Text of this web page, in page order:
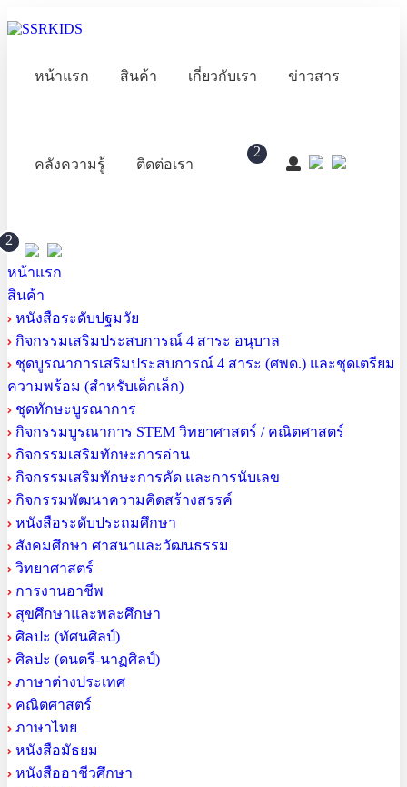
หน้าแรก สินค้า เกี่ยวกับเรา ข่าวสาร
คลังความรู้ ติดต่อเรา
2
2
หน้าแรก
สินค้า
หนังสือระดับปฐมวัย
กิจกรรมเสริมประสบการณ์ 4 สาระ อนุบาล
ชุดบูรณาการเสริมประสบการณ์ 4 สาระ (ศพด.) และชุดเตรียม
ความพร้อม (สำหรับเด็กเล็ก)
ชุดทักษะบูรณาการ
กิจกรรมบูรณาการ STEM วิทยาศาสตร์ / คณิตศาสตร์
กิจกรรมเสริมทักษะการอ่าน
กิจกรรมเสริมทักษะการคัด และการนับเลข
กิจกรรมพัฒนาความคิดสร้างสรรค์
หนังสือระดับประถมศึกษา
สังคมศึกษา ศาสนาและวัฒนธรรม
วิทยาศาสตร์
การงานอาชีพ
สุขศึกษาและพละศึกษา
ศิลปะ (ทัศนศิลป์)
ศิลปะ (ดนตรี-นาฏศิลป์)
ภาษาต่างประเทศ
คณิตศาสตร์
ภาษาไทย
หนังสือมัธยม
หนังสืออาชีวศึกษา